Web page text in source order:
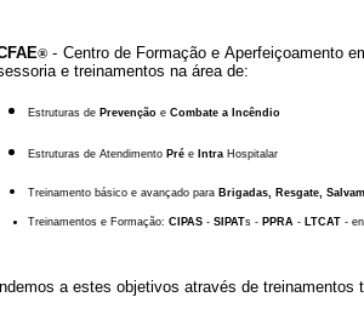
® - Centro de Formação e Aperfeiçoamento
e treinamentos na área de:
Estruturas de Prevenção e Combate a Incêndio
Estruturas de Atendimento Pré e Intra Hospitalar
Treinamento básico e avançado para Brigadas, Resgate,
Treinamentos e Formação: CIPAS - SIPATs - PPRA - LTCAT -
a estes objetivos através de